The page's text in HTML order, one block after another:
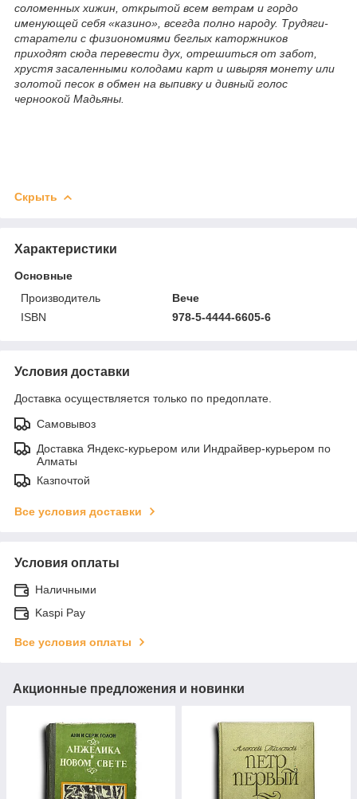
соломенных хижин, открытой всем ветрам и гордо
именующей себя «казино», всегда полно народу. Трудяги-
старатели с физиономиями беглых каторжников
приходят сюда перевести дух, отрешиться от забот,
хрустя засаленными колодами карт и швыряя монету или
золотой песок в обмен на выпивку и дивный голос
черноокой Мадьяны.
Скрыть
Характеристики
Основные
Производитель
Вече
ISBN
978-5-4444-6605-6
Условия доставки
Доставка осуществляется только по предоплате.
Самовывоз
Доставка Яндекс-курьером или Индрайвер-курьером по
Алматы
Казпочтой
Все условия доставки
Условия оплаты
Наличными
Kaspi Pay
Все условия оплаты
Акционные предложения и новинки